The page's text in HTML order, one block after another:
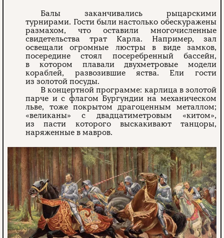
Балы заканчивались рыцарскими
турнирами. Гости были настолько обескуражены
размахом, что оставили многочисленные
свидетельства трат Карла. Например, зал
освещали огромные люстры в виде замков,
посередине стоял посеребренный бассейн,
в котором плавали двухметровые модели
кораблей, развозившие яства. Ели гости
из золотой посуды.
В концертной программе: карлица в золотой
парче и с флагом Бургундии на механическом
льве, тоже покрытом драгоценным металлом;
«великаны» с двадцатиметровым «китом»,
из пасти которого выскакивают танцоры,
наряженные в мавров.